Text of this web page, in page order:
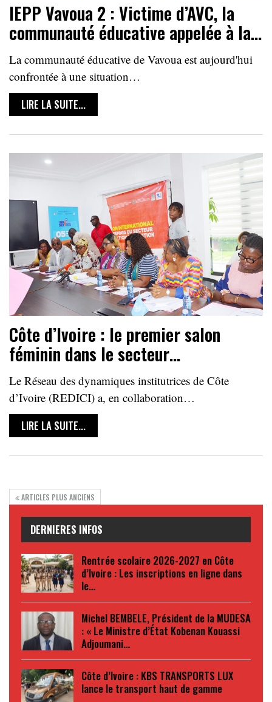
IEPP Vavoua 2 : Victime d’AVC, la
communauté éducative appelée à la…
La communauté éducative de Vavoua est aujourd'hui
confrontée à une situation…
LIRE LA SUITE...
Côte d’Ivoire : le premier salon
féminin dans le secteur…
Le Réseau des dynamiques institutrices de Côte
d’Ivoire (REDICI) a, en collaboration…
LIRE LA SUITE...
ARTICLES PLUS ANCIENS
DERNIERES INFOS
Rentrée scolaire 2026-2027 en Côte
d’Ivoire : Les inscriptions en ligne dans
le…
Michel BEMBELE, Président de la MUDESA
: « Le Ministre d’État Kobenan Kouassi
Adjoumani…
Côte d’Ivoire : KBS TRANSPORTS LUX
lance le transport haut de gamme